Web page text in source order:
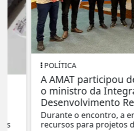
POLÍTICA
A AMAT participou de
o ministro da
Desenvolvimento
Durante o encontro, a
recursos para projetos de